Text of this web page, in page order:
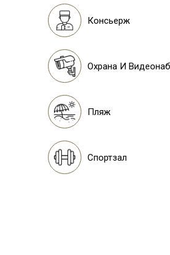
Консьерж
Охрана И
Пляж
Спортзал